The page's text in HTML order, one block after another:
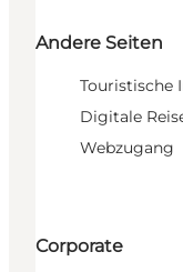
Andere Seiten
Touristische
Digitale
Webzugang
Corporate